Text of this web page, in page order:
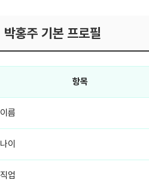
박홍주 기본 프로필
항목
이름
나이
직업